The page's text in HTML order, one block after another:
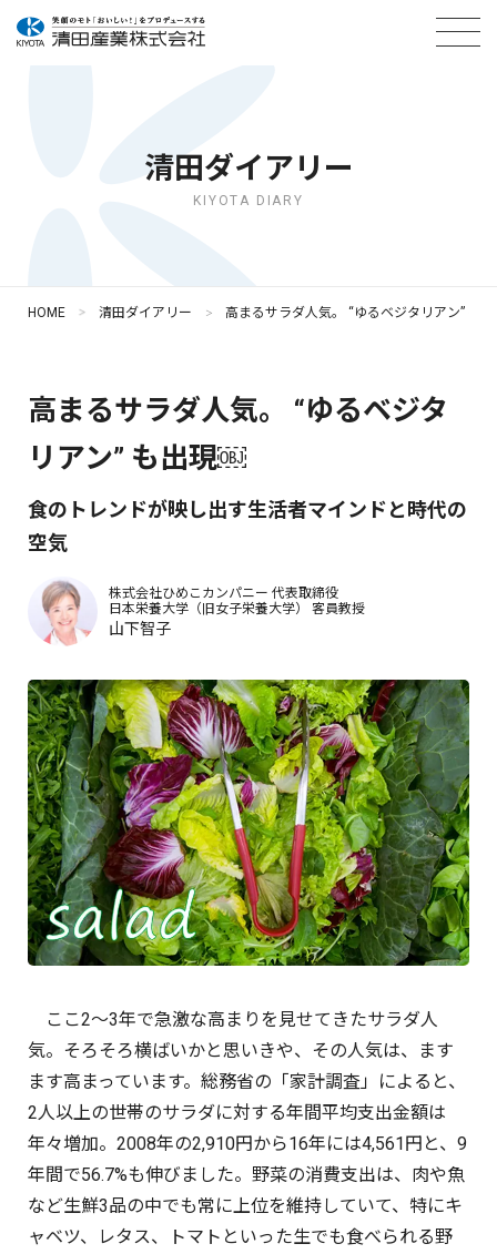
清田ダイアリー
KIYOTA DIARY
HOME 清田ダイアリー 高まるサラダ人気。 “ゆるベジタリアン” も
高まるサラダ人気。 “ゆるベジタ
リアン” も出現￼
食のトレンドが映し出す生活者マインドと時代の
空気
株式会社ひめこカンパニー 代表取締役
日本栄養大学（旧女子栄養大学）
客員教授
山下智子
ここ2〜3年で急激な高まりを見せてきたサラダ人
気。そろそろ横ばいかと思いきや、その人気は、ます
ます高まっています。総務省の「家計調査」によると、
2人以上の世帯のサラダに対する年間平均支出金額は
年々増加。2008年の2,910円から16年には4,561円と、9
年間で56.7%も伸びました。野菜の消費支出は、肉や魚
など生鮮3品の中でも常に上位を維持していて、特にキ
ャベツ、レタス、トマトといった生でも食べられる野